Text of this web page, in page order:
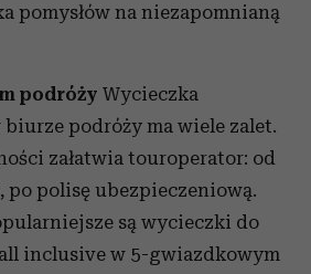
pomysłów na niezapomnianą
podróży Wycieczka
biurze podróży ma wiele zalet.
załatwia touroperator: od
po polisę ubezpieczeniową.
są wycieczki do
inclusive w 5-gwiazdkowym